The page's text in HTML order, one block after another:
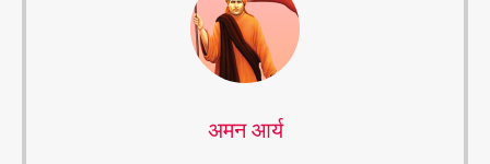
अमन आर्य